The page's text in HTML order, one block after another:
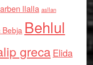
arben llalla asllan
Behlul
grecaElida